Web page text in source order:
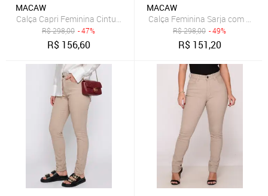
MACAW
R$298,00 - 47%
R$ 156,60
MACAW
R$298,00 - 49%
R$ 151,20